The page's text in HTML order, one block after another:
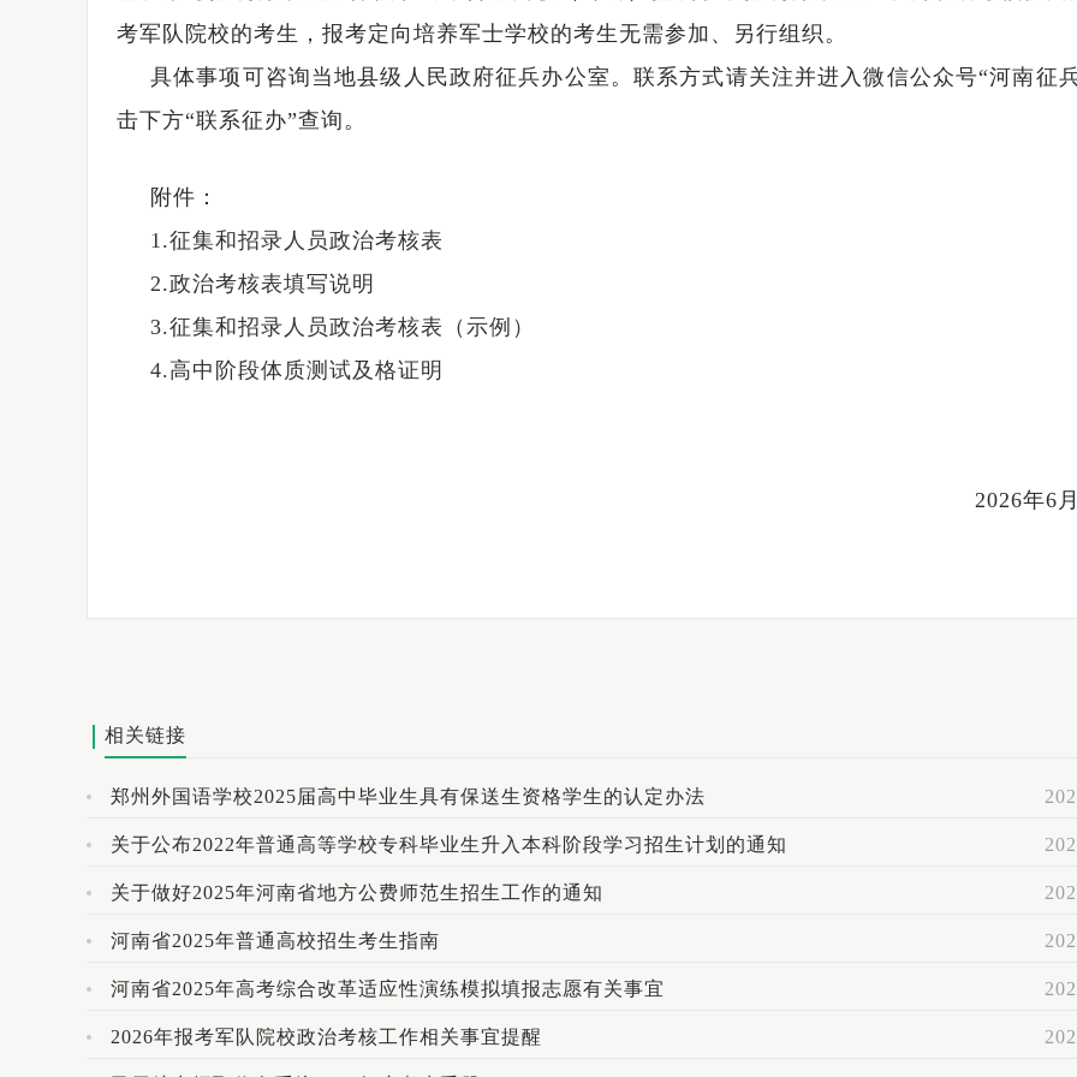
考军队院校的考生，报考定向培养军士学校的考生无需参加、另行组织。
具体事项可咨询当地县级人民政府征兵办公室。联系方式请关注并进入微信公众号“河南征
击下方“联系征办”查询。
附件：
1.征集和招录人员政治考核表
2.政治考核表填写说明
3.征集和招录人员政治考核表（示例）
4.高中阶段体质测试及格证明
2026年6
相关链接
郑州外国语学校2025届高中毕业生具有保送生资格学生的认定办法
关于公布2022年普通高等学校专科毕业生升入本科阶段学习招生计划的通知
关于做好2025年河南省地方公费师范生招生工作的通知
河南省2025年普通高校招生考生指南
河南省2025年高考综合改革适应性演练模拟填报志愿有关事宜
2026年报考军队院校政治考核工作相关事宜提醒